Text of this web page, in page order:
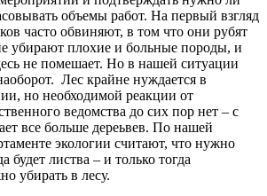
объемы работ. На первый взгляд
часто обвиняют, в том что они рубят
убирают плохие и больные породы, и
не помешает. Но в нашей ситуации
Лес крайне нуждается в
но необходимой реакции от
ведомства до сих пор нет – с
все больше дереьвев. По нашей
экологии считают, что нужно
будет листва – и только тогда
убирать в лесу.